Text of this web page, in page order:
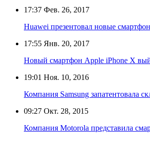
17:37 Фев. 26, 2017
Huawei презентовал новые
17:55 Янв. 20, 2017
Новый смартфон Apple iPhone X
19:01 Ноя. 10, 2016
Компания Samsung запатентовала
09:27 Окт. 28, 2015
Компания Motorola представила